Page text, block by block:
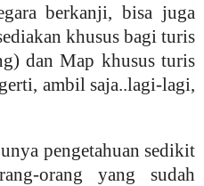
berkanji, bisa juga
khusus bagi turis
dan Map khusus turis
ambil saja..lagi-lagi,
pengetahuan sedikit
orang yang sudah